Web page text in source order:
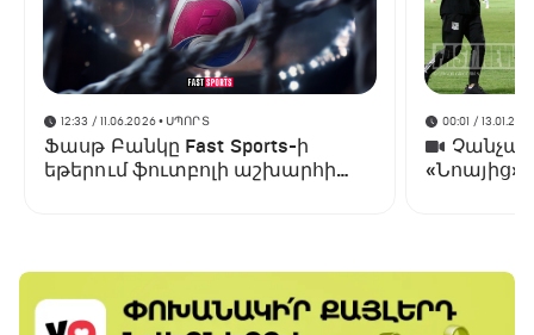
12:33 / 11.06.2026• ՍՊՈՐՏ
Ֆասթ Բանկը Fast Sports-ի
եթերում ֆուտբոլի աշխարհի
00:01 /
«Նոայից»